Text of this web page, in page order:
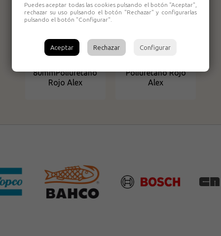
Rueda Giratoria 2-
80mmPoliuretano
Rojo Alex
Rueda Fija 2-2473
Poliuretano Rojo
Alex
Puedes aceptar todas las cookies pulsando el botón "Aceptar",
rechazar su uso pulsando el botón "Rechazar" y configurarlas
pulsando el botón "Configurar".
Aceptar Rechazar Configurar